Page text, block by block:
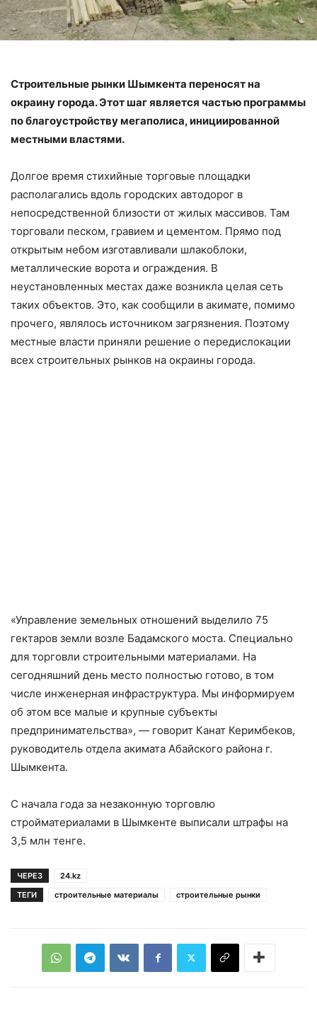
Строительные рынки Шымкента переносят на
окраину города. Этот шаг является частью программы
по благоустройству мегаполиса, инициированной
местными властями.
Долгое время стихийные торговые площадки
располагались вдоль городских автодорог в
непосредственной близости от жилых массивов. Там
торговали песком, гравием и цементом. Прямо под
открытым небом изготавливали шлакоблоки,
металлические ворота и ограждения. В
неустановленных местах даже возникла целая сеть
таких объектов. Это, как сообщили в акимате, помимо
прочего, являлось источником загрязнения. Поэтому
местные власти приняли решение о передислокации
всех строительных рынков на окраины города.
«Управление земельных отношений выделило 75
гектаров земли возле Бадамского моста. Специально
для торговли строительными материалами. На
сегодняшний день место полностью готово, в том
числе инженерная инфраструктура. Мы информируем
об этом все малые и крупные субъекты
предпринимательства», — говорит Канат Керимбеков,
руководитель отдела акимата Абайского района г.
Шымкента.
С начала года за незаконную торговлю
стройматериалами в Шымкенте выписали штрафы на
3,5 млн тенге.
ЧЕРЕЗ
24.kz
ТЕГИ
строительные материалы строительные рынки